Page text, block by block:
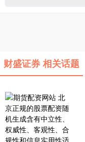
财盛证券 相关话题